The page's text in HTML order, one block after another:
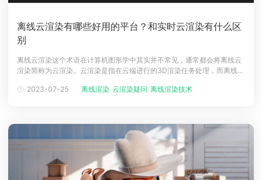
离线云渲染有哪些好用的平台？和实时云渲染有什么区
别
离线云渲染这个术语在计算机图形学中其实并不常见，通常都会将离线云
渲染简称为云渲染。云渲染是指在云端进行的3D渲染任务处理，而离线渲
渲染结果。这些渲染任务可能需要几分钟甚至几个小时才能完成，而离线
2023-07-25 离线渲染 云渲染疑问 离线渲染技术